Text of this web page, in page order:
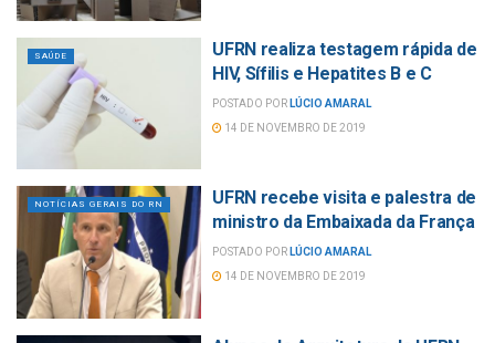
SAÚDE
UFRN realiza testagem rápida de
HIV, Sífilis e Hepatites B e C
POSTADO POR LÚCIO AMARAL
14 DE NOVEMBRO DE 2019
NOTÍCIAS GERAIS DO RN
UFRN recebe visita e palestra de
ministro da Embaixada da França
POSTADO POR LÚCIO AMARAL
14 DE NOVEMBRO DE 2019